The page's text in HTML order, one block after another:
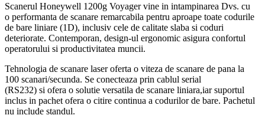
Scanerul Honeywell 1200g Voyager vine in intampinarea Dvs. cu
o performanta de scanare remarcabila pentru aproape toate codurile
de bare liniare (1D), inclusiv cele de calitate slaba si coduri
deteriorate. Contemporan, design-ul ergonomic asigura confortul
operatorului si productivitatea muncii.
Tehnologia de scanare laser oferta o viteza de scanare de pana la
100 scanari/secunda. Se conecteaza prin cablul serial
(RS232) si ofera o solutie versatila de scanare liniara,iar suportul
inclus in pachet ofera o citire continua a codurilor de bare. Pachetul
nu include standul.